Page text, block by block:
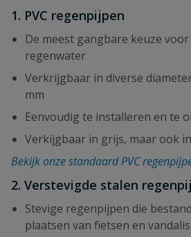
1. PVC regenpijpen
De meest gangbare keuze
regenwater
Verkrijgbaar in diverse
mm
Eenvoudig te installeren en te
Verkijgbaar in grijs, maar ook
Bekijk onze standaard PVC
2. Verstevigde stalen
Stevige regenpijpen die
plaatsen van fietsen en